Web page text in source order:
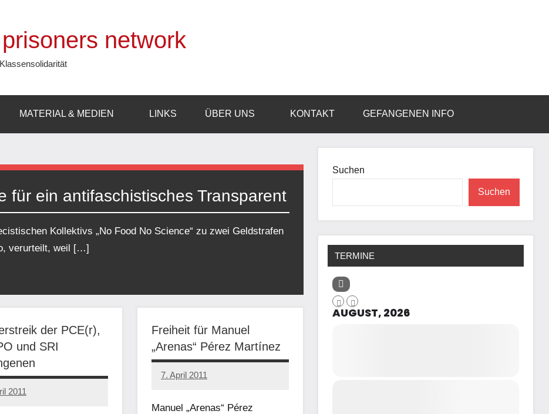
network
MATERIAL & MEDIEN LINKS ÜBER UNS KONTAKT GEFANGENEN INFO
für ein antifaschistisches Transparent
Kollektivs „No Food No Science“ zu zwei Geldstrafen
verurteilt, weil […]
der PCE(r),
und SRI
2011
Freiheit für Manuel
„Arenas“ Pérez Martínez
7. April 2011
admin
Manuel „Arenas“ Pérez
Suchen
Suchen
TERMINE
AUGUST, 2026